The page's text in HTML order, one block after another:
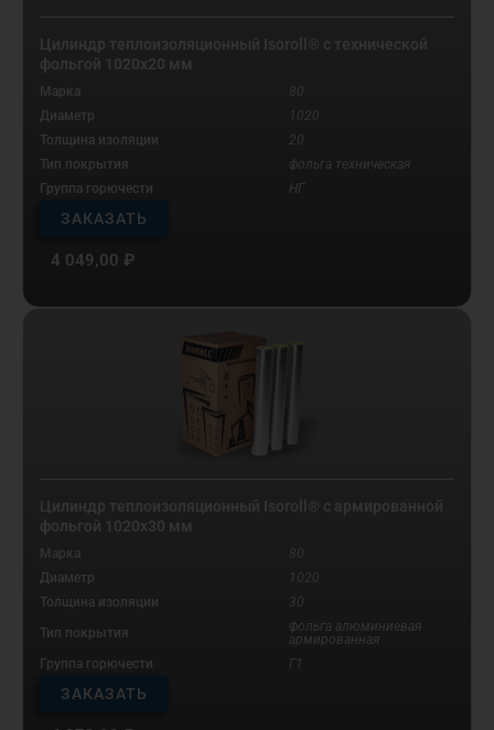
Цилиндр теплоизоляционный Isoroll® с технической
фольгой 1020х20 мм
Марка
80
Диаметр
1020
Толщина изоляции
20
Тип покрытия
фольга техническая
Группа горючести
НГ
ЗАКАЗАТЬ
4 049,00 ₽
Цилиндр теплоизоляционный Isoroll® с армированной
фольгой 1020х30 мм
Марка
80
Диаметр
1020
Толщина изоляции
30
Тип покрытия
фольга алюминиевая
армированная
Группа горючести
Г1
ЗАКАЗАТЬ